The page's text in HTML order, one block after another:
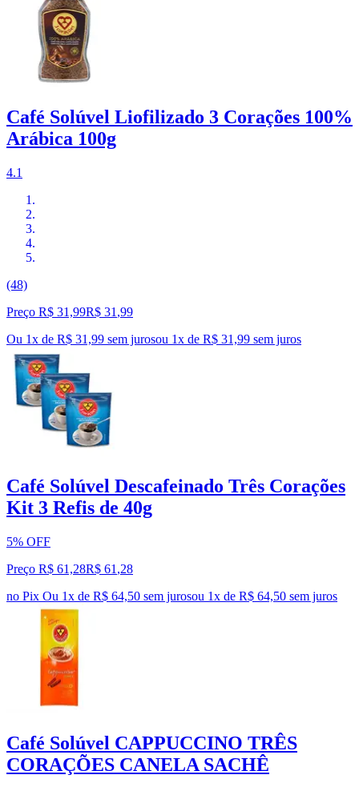
Café Solúvel Liofilizado 3 Corações 100%
Arábica 100g
4.1
(48)
Preço R$ 31,99R$ 31 ,99
Ou 1x de R$ 31,99 sem jurosou 1x de R$ 31,99 sem juros
Café Solúvel Descafeinado Três Corações
Kit 3 Refis de 40g
5% OFF
Preço R$ 61,28R$ 61 ,28
no Pix Ou 1x de R$ 64,50 sem jurosou 1x de R$ 64,50 sem juros
Café Solúvel CAPPUCCINO TRÊS
CORAÇÕES CANELA SACHÊ